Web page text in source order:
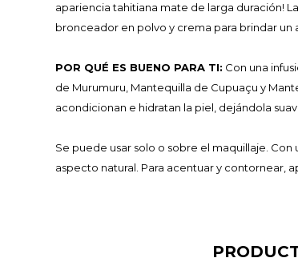
apariencia tahitiana mate de larga duración!
bronceador en polvo y crema para brindar
POR QUÉ ES BUENO PARA TI: Con una
de Murumuru, Mantequilla de Cupuaçu y
acondicionan e hidratan la piel, dejándola
Se puede usar solo o sobre el maquillaje.
aspecto natural. Para acentuar y contornear,